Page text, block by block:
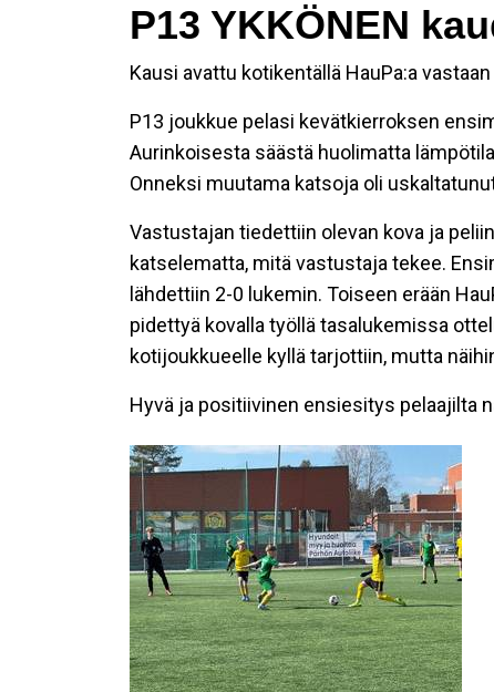
P13 YKKÖNEN
Kausi avattu kotikentällä HauPa:a vastaan
P13 joukkue pelasi kevätkierroksen
Aurinkoisesta säästä huolimatta
Onneksi muutama katsoja oli
Vastustajan tiedettiin olevan kova ja
katselematta, mitä vastustaja tekee.
lähdettiin 2-0 lukemin. Toiseen erään
pidettyä kovalla työllä tasalukemissa
kotijoukkueelle kyllä tarjottiin, mutta
Hyvä ja positiivinen ensiesitys pelaajilta